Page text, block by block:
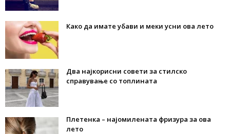
Како да имате убави и меки усни ова лето
Два најкорисни совети за стилско
справување со топлината
Плетенка – најомилената фризура за ова
лето